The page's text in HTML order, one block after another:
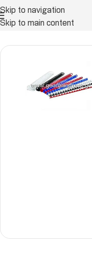
Skip to navigation
Skip to main content
ასაკინძი